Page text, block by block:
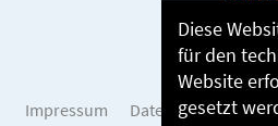
Diese
für den
Website
gesetzt
Impressum